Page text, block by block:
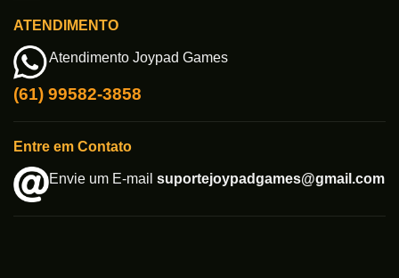
ATENDIMENTO
Atendimento Joypad Games
(61) 99582-3858
Entre em Contato
Envie um E-mail suportejoypadgames@gmail.com